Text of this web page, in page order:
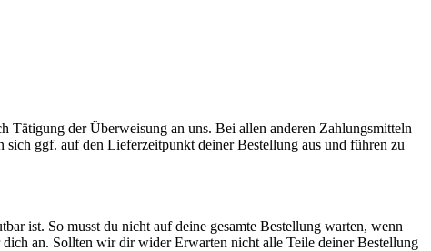
der Überweisung an uns. Bei allen anderen Zahlungsmitteln
ggf. auf den Lieferzeitpunkt deiner Bestellung aus und führen zu
ist. So musst du nicht auf deine gesamte Bestellung warten, wenn
an. Sollten wir dir wider Erwarten nicht alle Teile deiner Bestellung